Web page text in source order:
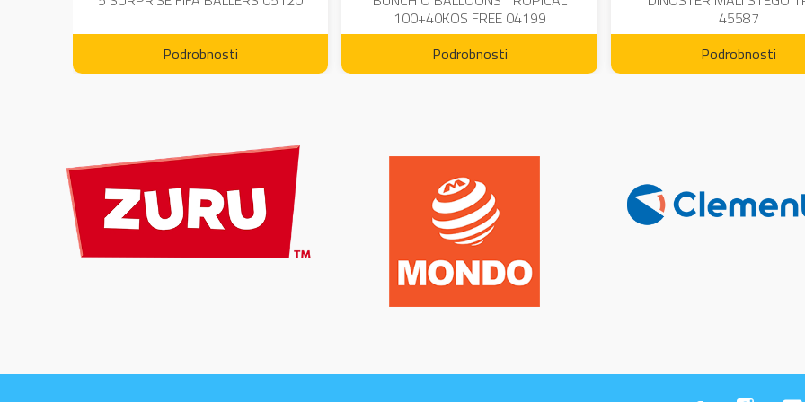
Podrobnosti
100+40KOS FREE 04199
Podrobnosti
45587
Podrobnosti